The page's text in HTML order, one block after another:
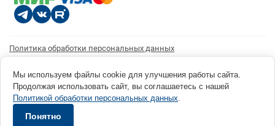
Политика обработки персональных данных
Согласие на получение рассылки
© 1996 - 2026 инструмент парк «Мастер Плюс» Россия, г. Томск, ул. Шевченко, 44 ст. 46, (3822) 52-34-
73 okp@masterplus.tomsk.ru ИП Брусницын Д.Н. ИНН 701700002741
Мы используем файлы cookie для улучшения работы сайта.
Продолжая использовать сайт, вы соглашаетесь с нашей
Политикой обработки персональных данных.
Понятно